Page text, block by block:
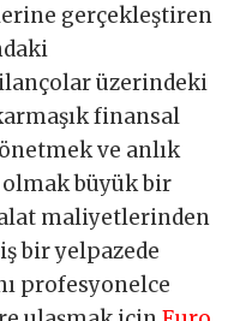
gerçekleştiren
üzerindeki
finansal
ve anlık
büyük bir
maliyetlerinden
bir yelpazede
profesyonelce